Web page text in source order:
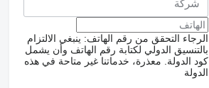
الرجاء التحقق من رقم الهاتف: ينبغي الالتزام
بالتنسيق الدولي لكتابة رقم الهاتف وأن يشمل
كود الدولة.
معذرة، خدماتنا غير متاحة في هذه
الدولة